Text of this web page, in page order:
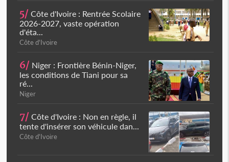
5/ Côte d'Ivoire : Rentrée Scolaire
2026-2027, vaste opération
d'éta...
Côte d'Ivoire
6/ Niger : Frontière Bénin-Niger,
les conditions de Tiani pour sa
ré...
Niger
7/ Côte d'Ivoire : Non en règle, il
tente d'insérer son véhicule dan...
Côte d'Ivoire